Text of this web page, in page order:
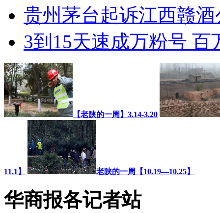
贵州茅台起诉江西赣
3到15天速成万粉号
【老陕的一周】3.14-3.20
11.1】 老陕的一周【10.19—10.25】
华商报各记者站